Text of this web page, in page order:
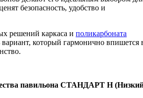
безопасность, удобство и
решений каркаса и поликарбоната
вариант, который гармонично впишется
павильона СТАНДАРТ Н